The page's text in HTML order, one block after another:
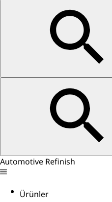
Automotive Refinish
Ürünler